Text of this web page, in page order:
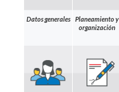
Datos generales
Planeamiento y
organización